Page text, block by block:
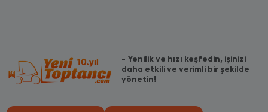
- Yenilik ve hızı keşfedin, işinizi
daha etkili ve verimli bir şekilde
yönetin!